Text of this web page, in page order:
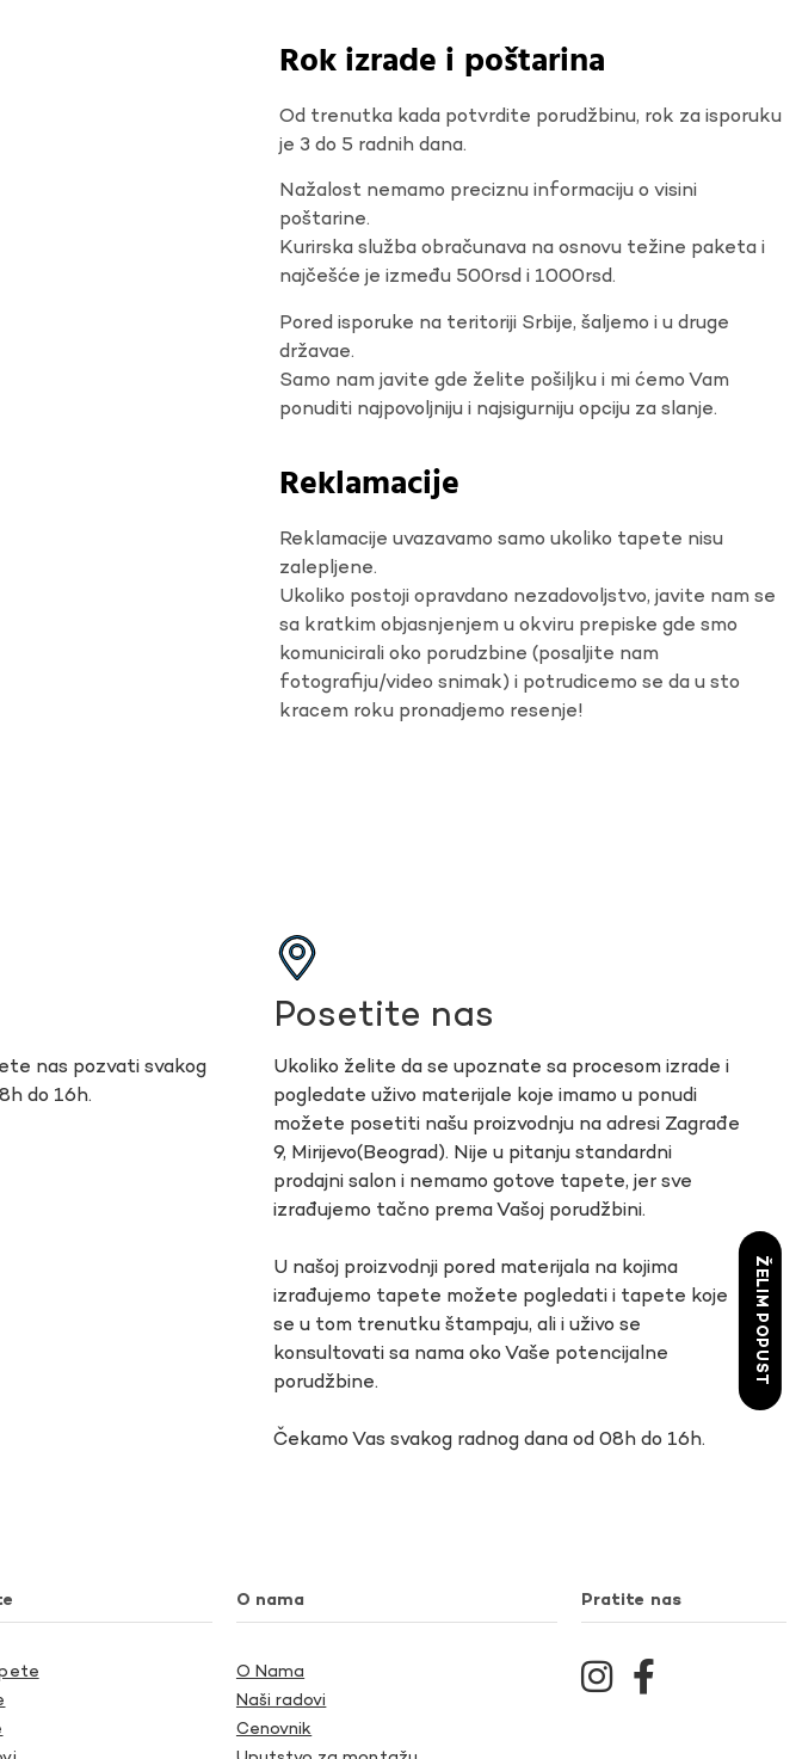
Rok izrade i poštarina
Od trenutka kada potvrdite porudžbinu, rok za isporuku
je 3 do 5 radnih dana.
Nažalost nemamo preciznu informaciju o visini
poštarine.
Kurirska služba obračunava na osnovu težine paketa i
najčešće je između 500rsd i 1000rsd.
Pored isporuke na teritoriji Srbije, šaljemo i u druge
državae.
Samo nam javite gde želite pošiljku i mi ćemo Vam
ponuditi najpovoljniju i najsigurniju opciju za slanje.
Reklamacije
Reklamacije uvazavamo samo ukoliko tapete nisu
zalepljene.
Ukoliko postoji opravdano nezadovoljstvo, javite nam se
sa kratkim objasnjenjem u okviru prepiske gde smo
komunicirali oko porudzbine (posaljite nam
fotografiju/video snimak) i potrudicemo se da u sto
kracem roku pronadjemo resenje!
nas pozvati svakog
do 16h.
Posetite nas
Ukoliko želite da se upoznate sa procesom izrade i
pogledate uživo materijale koje imamo u ponudi
možete posetiti našu proizvodnju na adresi Zagrađe
9, Mirijevo(Beograd). Nije u pitanju standardni
prodajni salon i nemamo gotove tapete, jer sve
izrađujemo tačno prema Vašoj porudžbini.
U našoj proizvodnji pored materijala na kojima
izrađujemo tapete možete pogledati i tapete koje
se u tom trenutku štampaju, ali i uživo se
konsultovati sa nama oko Vaše potencijalne
porudžbine.
Čekamo Vas svakog radnog dana od 08h do 16h.
O nama
O Nama
Naši radovi
Cenovnik
Pratite nas
ŽELIM POPUST